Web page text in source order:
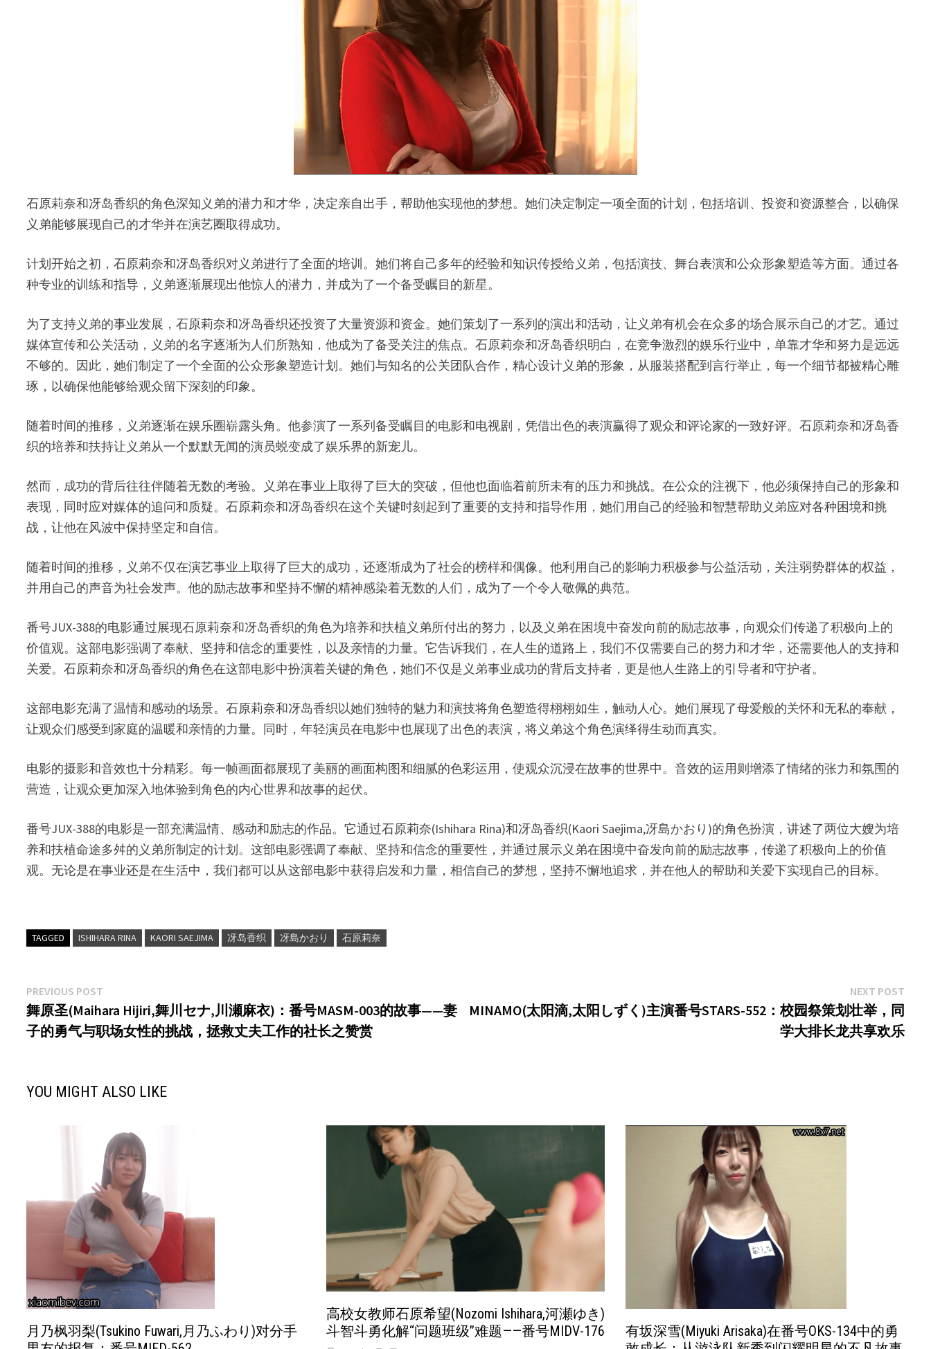
石原莉奈和冴岛香织的角色深知义弟的潜力和才华，决定亲自出手，帮助他实现他的梦想。她们决定制定一项全面的计划，包括培训、投资和资源整合，以确保
义弟能够展现自己的才华并在演艺圈取得成功。
计划开始之初，石原莉奈和冴岛香织对义弟进行了全面的培训。她们将自己多年的经验和知识传授给义弟，包括演技、舞台表演和公众形象塑造等方面。通过各
种专业的训练和指导，义弟逐渐展现出他惊人的潜力，并成为了一个备受瞩目的新星。
为了支持义弟的事业发展，石原莉奈和冴岛香织还投资了大量资源和资金。她们策划了一系列的演出和活动，让义弟有机会在众多的场合展示自己的才艺。通过
媒体宣传和公关活动，义弟的名字逐渐为人们所熟知，他成为了备受关注的焦点。石原莉奈和冴岛香织明白，在竞争激烈的娱乐行业中，单靠才华和努力是远远
不够的。因此，她们制定了一个全面的公众形象塑造计划。她们与知名的公关团队合作，精心设计义弟的形象，从服装搭配到言行举止，每一个细节都被精心雕
琢，以确保他能够给观众留下深刻的印象。
随着时间的推移，义弟逐渐在娱乐圈崭露头角。他参演了一系列备受瞩目的电影和电视剧，凭借出色的表演赢得了观众和评论家的一致好评。石原莉奈和冴岛香
织的培养和扶持让义弟从一个默默无闻的演员蜕变成了娱乐界的新宠儿。
然而，成功的背后往往伴随着无数的考验。义弟在事业上取得了巨大的突破，但他也面临着前所未有的压力和挑战。在公众的注视下，他必须保持自己的形象和
表现，同时应对媒体的追问和质疑。石原莉奈和冴岛香织在这个关键时刻起到了重要的支持和指导作用，她们用自己的经验和智慧帮助义弟应对各种困境和挑
战，让他在风波中保持坚定和自信。
随着时间的推移，义弟不仅在演艺事业上取得了巨大的成功，还逐渐成为了社会的榜样和偶像。他利用自己的影响力积极参与公益活动，关注弱势群体的权益，
并用自己的声音为社会发声。他的励志故事和坚持不懈的精神感染着无数的人们，成为了一个令人敬佩的典范。
番号JUX-388的电影通过展现石原莉奈和冴岛香织的角色为培养和扶植义弟所付出的努力，以及义弟在困境中奋发向前的励志故事，向观众们传递了积极向上的
价值观。这部电影强调了奉献、坚持和信念的重要性，以及亲情的力量。它告诉我们，在人生的道路上，我们不仅需要自己的努力和才华，还需要他人的支持和
关爱。石原莉奈和冴岛香织的角色在这部电影中扮演着关键的角色，她们不仅是义弟事业成功的背后支持者，更是他人生路上的引导者和守护者。
这部电影充满了温情和感动的场景。石原莉奈和冴岛香织以她们独特的魅力和演技将角色塑造得栩栩如生，触动人心。她们展现了母爱般的关怀和无私的奉献，
让观众们感受到家庭的温暖和亲情的力量。同时，年轻演员在电影中也展现了出色的表演，将义弟这个角色演绎得生动而真实。
电影的摄影和音效也十分精彩。每一帧画面都展现了美丽的画面构图和细腻的色彩运用，使观众沉浸在故事的世界中。音效的运用则增添了情绪的张力和氛围的
营造，让观众更加深入地体验到角色的内心世界和故事的起伏。
番号JUX-388的电影是一部充满温情、感动和励志的作品。它通过石原莉奈(Ishihara Rina)和冴岛香织(Kaori Saejima,冴島かおり)的角色扮演，讲述了两位大嫂为培
养和扶植命途多舛的义弟所制定的计划。这部电影强调了奉献、坚持和信念的重要性，并通过展示义弟在困境中奋发向前的励志故事，传递了积极向上的价值
观。无论是在事业还是在生活中，我们都可以从这部电影中获得启发和力量，相信自己的梦想，坚持不懈地追求，并在他人的帮助和关爱下实现自己的目标。
TAGGED ISHIHARA RINA KAORI SAEJIMA 冴岛香织 冴島かおり 石原莉奈
文
章
导
PREVIOUS POST
post:
舞原圣(Maihara Hijiri,舞川セナ,川瀬麻衣)：番号MASM-003的故事——妻
子的勇气与职场女性的挑战，拯救丈夫工作的社长之赞赏
NEXT POSTNext
post:
MINAMO(太阳滴,太阳しずく)主演番号STARS-552：校园祭策划壮举，同
学大排长龙共享欢乐
YOU MIGHT ALSO LIKE
月乃枫羽梨(Tsukino Fuwari,月乃ふわり)对分手
高校女教师石原希望(Nozomi Ishihara,河瀬ゆき)
斗智斗勇化解“问题班级”难题——番号MIDV-176
有坂深雪(Miyuki Arisaka)在番号OKS-134中的勇